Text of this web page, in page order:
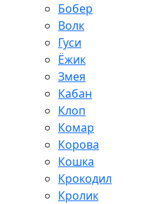
Бобер
Волк
Гуси
Ёжик
Змея
Кабан
Клоп
Комар
Корова
Кошка
Крокодил
Кролик